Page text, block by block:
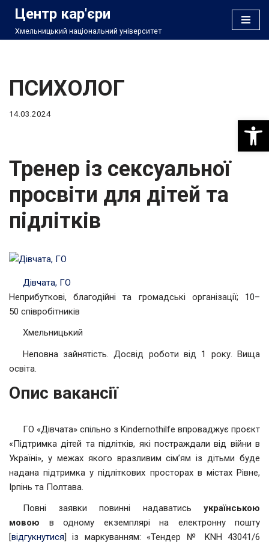
Перейти
Центр кар'єри
Хмельницький національний університет
ПСИХОЛОГ
14.03.2024
Тренер із сексуальної
просвіти для дітей та
підлітків
Дівчата, ГО
Неприбуткові, благодійні та громадські організації; 10–
50 співробітників
Хмельницький
Неповна зайнятість. Досвід роботи від 1 року. Вища
освіта.
Опис вакансії
ГО «Дівчата» спільно з Kindernothilfe впроваджує проєкт
«Підтримка дітей та підлітків, які постраждали від війни в
Україні», у межах якого вразливим сім’ям із дітьми буде
надана підтримка у підліткових просторах в містах Рівне,
Ірпінь та Полтава.
Повні заявки повинні надаватись українською
мовою в одному екземплярі на електронну пошту
[відгукнутися] із маркуванням: «Тендер № KNH 43041/6